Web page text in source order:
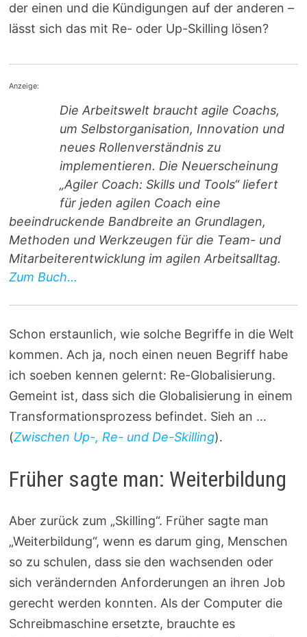
der einen und die Kündigungen auf der anderen –
lässt sich das mit Re- oder Up-Skilling lösen?
Anzeige:
Die Arbeitswelt braucht agile Coachs,
um Selbstorganisation, Innovation und
neues Rollenverständnis zu
implementieren. Die Neuerscheinung
„Agiler Coach: Skills und Tools“ liefert
für jeden agilen Coach eine
beeindruckende Bandbreite an Grundlagen,
Methoden und Werkzeugen für die Team- und
Mitarbeiterentwicklung im agilen Arbeitsalltag.
Zum Buch...
Schon erstaunlich, wie solche Begriffe in die Welt
kommen. Ach ja, noch einen neuen Begriff habe
ich soeben kennen gelernt: Re-Globalisierung.
Gemeint ist, dass sich die Globalisierung in einem
Transformationsprozess befindet. Sieh an …
(Zwischen Up-, Re- und De-Skilling).
Früher sagte man: Weiterbildung
Aber zurück zum „Skilling“. Früher sagte man
„Weiterbildung“, wenn es darum ging, Menschen
so zu schulen, dass sie den wachsenden oder
sich verändernden Anforderungen an ihren Job
gerecht werden konnten. Als der Computer die
Schreibmaschine ersetzte, brauchte es